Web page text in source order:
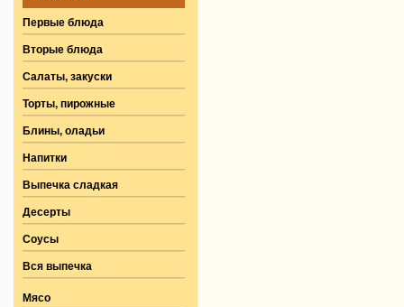
Первые блюда
Вторые блюда
Салаты, закуски
Торты, пирожные
Блины, оладьи
Напитки
Выпечка сладкая
Десерты
Соусы
Вся выпечка
Мясо